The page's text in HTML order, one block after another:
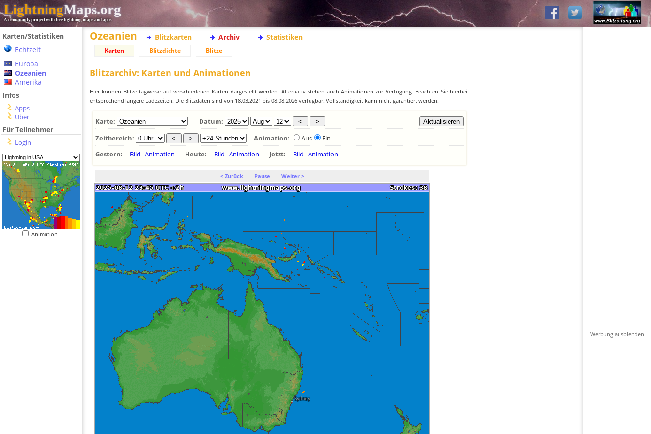
LightningMaps.org
A community project with free lightning maps and apps
Karten/Statistiken
Echtzeit
Europa
Ozeanien
Amerika
Infos
Apps
Über
Für Teilnehmer
Login
Animation
Ozeanien Blitzkarten Archiv Statistiken
Karten Blitzdichte Blitze
Blitzarchiv: Karten und Animationen
Hier können Blitze tagweise auf verschiedenen Karten dargestellt werden. Alternativ stehen auch Animationen zur Verfügung. Beachten Sie hierbei
entsprechend längere Ladezeiten. Die Blitzdaten sind von 18.03.2021 bis 08.08.2026 verfügbar. Vollständigkeit kann nicht garantiert werden.
Karte:
Datum:
Zeitbereich:
Animation: Aus
Ein
Gestern:
Bild Animation Heute: Bild Animation Jetzt: Bild Animation
< Zurück Pause Weiter >
Werbung ausblenden